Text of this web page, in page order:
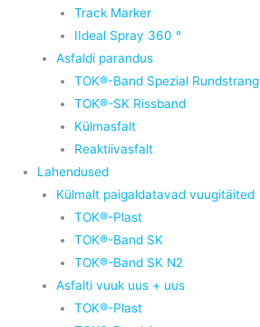
Track Marker
IIdeal Spray 360 °
Asfaldi parandus
TOK®-Band Spezial Rundstrang
TOK®-SK Rissband
Külmasfalt
Reaktiivasfalt
Lahendused
Külmalt paigaldatavad vuugitäited
TOK®-Plast
TOK®-Band SK
TOK®-Band SK N2
Asfalti vuuk uus + uus
TOK®-Plast